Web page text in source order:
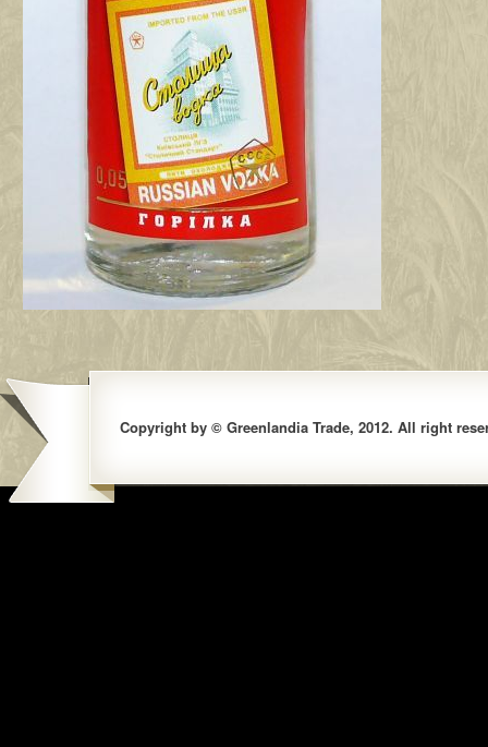
Copyright by © Greenlandia Trade, 2012. All right